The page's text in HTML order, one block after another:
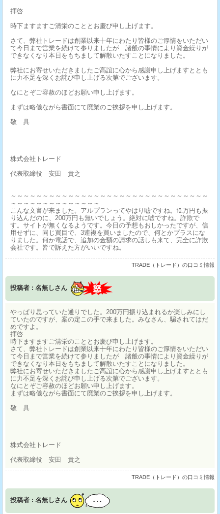
拝啓
時下ますますご清栄のこととお慶び申し上げます。
さて、弊社トレードは創業以来十年にわたり皆様のご厚情をいただい
て今日まで営業を続けて参りましたが 諸般の事情により資金繰りが
できなくなり本日をもちまして解散いたすことになりました。
弊社にお寄せいただきましたご高誼に心から感謝申し上げますととも
に力不足を深くお詫び申し上げる次第でございます。
なにとぞご容赦のほどお願い申し上げます。
まずは略儀ながら書面にて廃業のご挨拶を申し上げます。
敬 具
株式会社トレード
代表取締役 安田 貴之
～～～～～～～～～～～～～～～～～～～～～～～～～～～～～～～
～～～～～～～～～～～～～～
こんな文書が来ました。アルプランってやはり嘘ですね。⒑万円も振
り込んだのに、200万円も無いでしょう。絶対に嘘ですね。詐欺で
す。サイトが無くなるようです。今日の予想もおしかったですが、信
用せずに、同じ買目で、3連複を買いましたので、何とかプラスにな
りました。何か電話で、追加の金額の請求の話しも来て、完全に詐欺
会社です。皆で訴えた方がいいですね。
TRADE（トレード）の口コミ情報
投稿者 : 名無しさん
やっぱり思っていた通りでした。200万円振り込まれるか楽しみにし
ていたのですが、案の定この手で来ました。みなさん、騙されてはだ
めですよ。
拝啓
時下ますますご清栄のこととお慶び申し上げます。
さて、弊社トレードは創業以来十年にわたり皆様のご厚情をいただい
て今日まで営業を続けて参りましたが 諸般の事情により資金繰りが
できなくなり本日をもちまして解散いたすことになりました。
弊社にお寄せいただきましたご高誼に心から感謝申し上げますととも
に力不足を深くお詫び申し上げる次第でございます。
なにとぞご容赦のほどお願い申し上げます。
まずは略儀ながら書面にて廃業のご挨拶を申し上げます。
敬 具
株式会社トレード
代表取締役 安田 貴之
TRADE（トレード）の口コミ情報
投稿者 : 名無しさん